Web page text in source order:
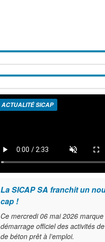
ACTUALITÉ SICAP
La SICAP SA franchit un
cap !
Ce mercredi 06 mai 2026 marque
démarrage officiel des activités
de béton prêt à l’emploi.